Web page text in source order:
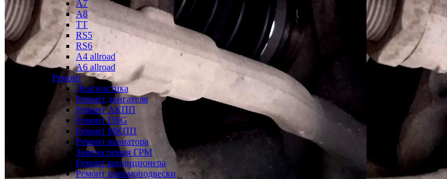
A7
A8
TT
RS5
RS6
A4 allroad
A6 allroad
Ремонт
Диагностика
Ремонт двигателя
Ремонт АКПП
Ремонт DSG
Ремонт МКПП
Ремонт вариатора
Замена ремня ГРМ
Ремонт кондиционера
Ремонт пневмоподвески